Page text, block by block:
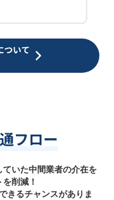
ついて
フロー
いた中間業者の介在を
削減！
きるチャンスがありま